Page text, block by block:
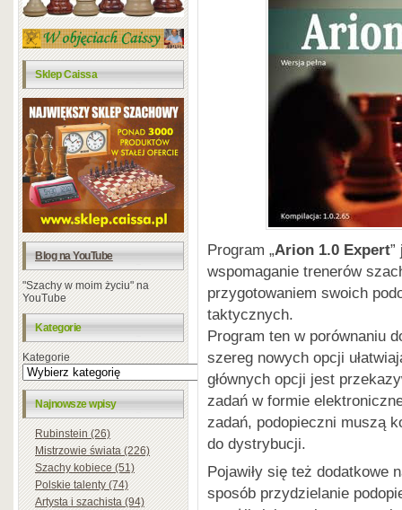
Sklep Caissa
Blog na YouTube
"Szachy w moim życiu" na
YouTube
Kategorie
Kategorie
Najnowsze wpisy
Rubinstein (26)
Mistrzowie świata (226)
Szachy kobiece (51)
Polskie talenty (74)
Artysta i szachista (94)
Program „Arion 1.0 Expert”
wspomaganie trenerów
przygotowaniem swoich
taktycznych.
Program ten w porównaniu
szereg nowych opcji
głównych opcji jest
zadań w formie
zadań, podopieczni muszą
do dystrybucji.
Pojawiły się też dodatkowe
sposób przydzielanie